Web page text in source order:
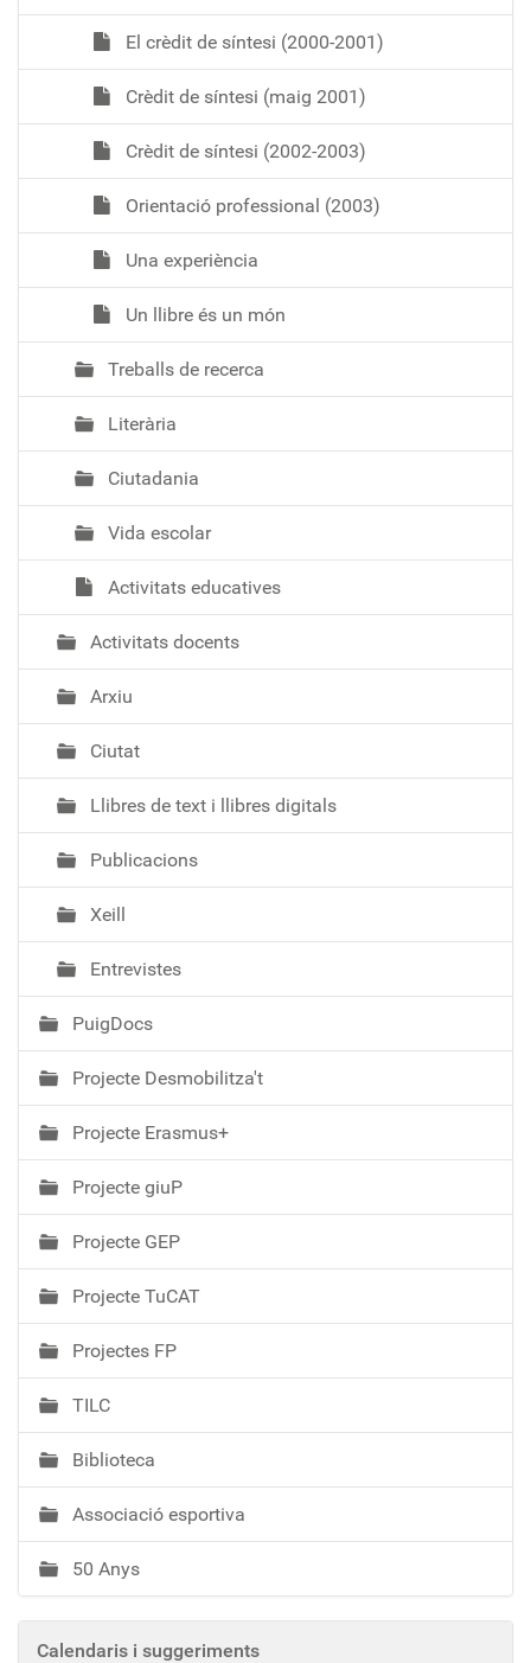
El crèdit de síntesi (2000-2001)
Crèdit de síntesi (maig 2001)
Crèdit de síntesi (2002-2003)
Orientació professional (2003)
Una experiència
Un llibre és un món
Treballs de recerca
Literària
Ciutadania
Vida escolar
Activitats educatives
Activitats docents
Arxiu
Ciutat
Llibres de text i llibres digitals
Publicacions
Xeill
Entrevistes
PuigDocs
Projecte Desmobilitza't
Projecte Erasmus+
Projecte giuP
Projecte GEP
Projecte TuCAT
Projectes FP
TILC
Biblioteca
Associació esportiva
50 Anys
Calendaris i suggeriments